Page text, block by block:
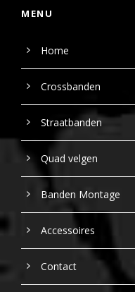
MENU
Home
Crossbanden
Straatbanden
Quad velgen
Banden Montage
Accessoires
Contact